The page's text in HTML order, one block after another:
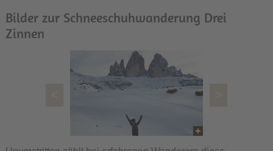
Bilder zur Schneeschuhwanderung Drei
Zinnen